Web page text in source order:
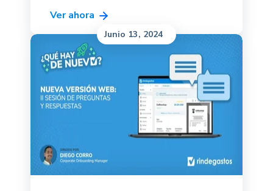
Ver ahora
Junio 13, 2024